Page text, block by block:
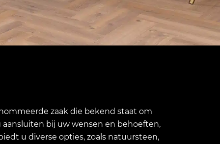
zaak die bekend staat om
bij uw wensen en behoeften,
u diverse opties, zoals natuursteen,